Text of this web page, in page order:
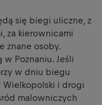
się biegi uliczne, z
za kierownicami
znane osoby.
Poznaniu. Jeśli
w dniu biegu
i drogi
malowniczych